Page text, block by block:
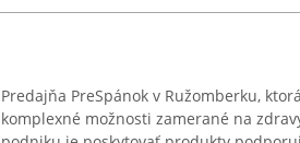
Predajňa PreSpánok v Ružomberku,
komplexné možnosti zamerané na